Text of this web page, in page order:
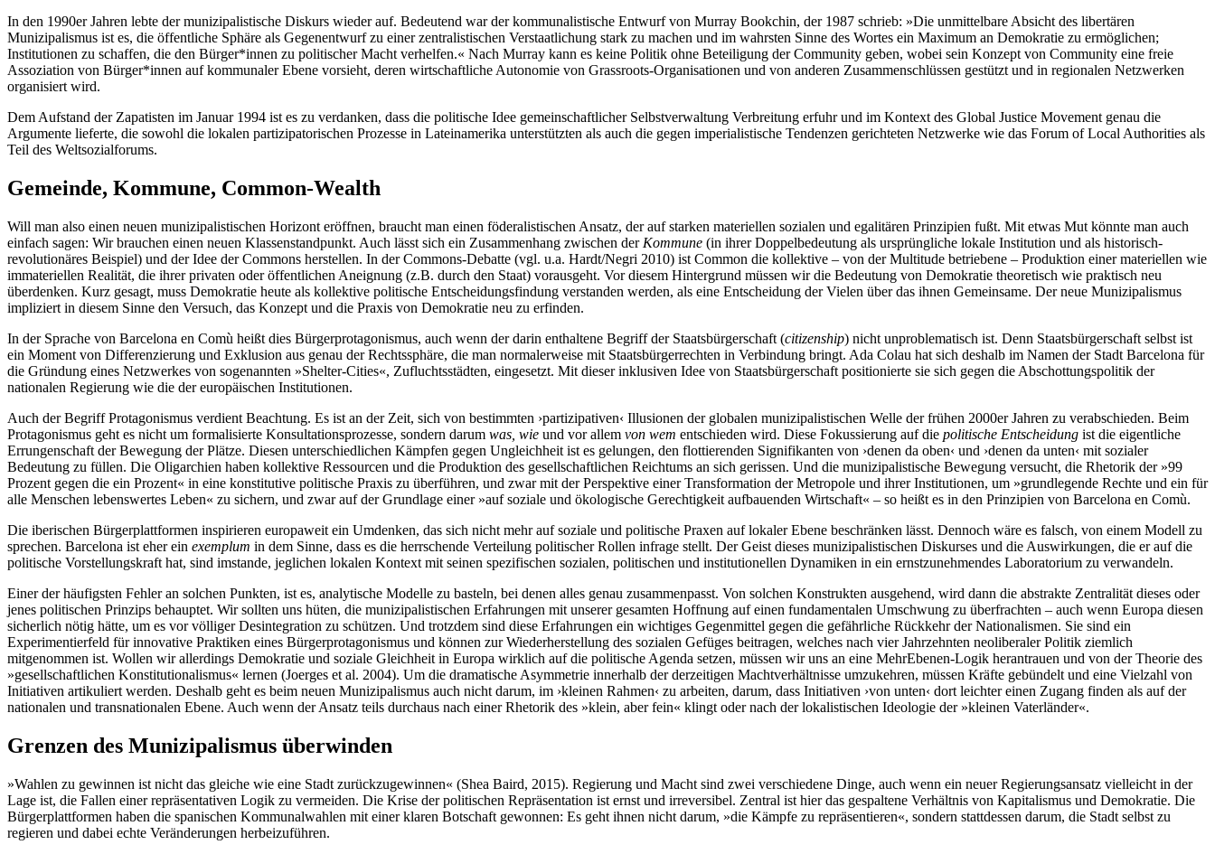
In den 1990er Jahren lebte der munizipalistische Diskurs wieder auf. Bedeutend war der kommunalistische Entwurf von Murray Bookchin, der 1987 schrieb: »Die unmittelbare Absicht des libertären
Munizipalismus ist es, die öffentliche Sphäre als Gegenentwurf zu einer zentralistischen Verstaatlichung stark zu machen und im wahrsten Sinne des Wortes ein Maximum an Demokratie zu ermöglichen;
Institutionen zu schaffen, die den Bürger*innen zu politischer Macht verhelfen.« Nach Murray kann es keine Politik ohne Beteiligung der Community geben, wobei sein Konzept von Community eine freie
Assoziation von Bürger*innen auf kommunaler Ebene vorsieht, deren wirtschaftliche Autonomie von Grassroots-Organisationen und von anderen Zusammenschlüssen gestützt und in regionalen Netzwerken
organisiert wird.
Dem Aufstand der Zapatisten im Januar 1994 ist es zu verdanken, dass die politische Idee gemeinschaftlicher Selbstverwaltung Verbreitung erfuhr und im Kontext des Global Justice Movement genau die
Argumente lieferte, die sowohl die lokalen partizipatorischen Prozesse in Lateinamerika unterstützten als auch die gegen imperialistische Tendenzen gerichteten Netzwerke wie das Forum of Local Authorities als
Teil des Weltsozialforums.
Gemeinde, Kommune, Common-Wealth
Will man also einen neuen munizipalistischen Horizont eröffnen, braucht man einen föderalistischen Ansatz, der auf starken materiellen sozialen und egalitären Prinzipien fußt. Mit etwas Mut könnte man auch
einfach sagen: Wir brauchen einen neuen Klassenstandpunkt. Auch lässt sich ein Zusammenhang zwischen der Kommune (in ihrer Doppelbedeutung als ursprüngliche lokale Institution und als historisch-
revolutionäres Beispiel) und der Idee der Commons herstellen. In der Commons-Debatte (vgl. u.a. Hardt/Negri 2010) ist Common die kollektive – von der Multitude betriebene – Produktion einer materiellen wie
immateriellen Realität, die ihrer privaten oder öffentlichen Aneignung (z.B. durch den Staat) vorausgeht. Vor diesem Hintergrund müssen wir die Bedeutung von Demokratie theoretisch wie praktisch neu
überdenken. Kurz gesagt, muss Demokratie heute als kollektive politische Entscheidungsfindung verstanden werden, als eine Entscheidung der Vielen über das ihnen Gemeinsame. Der neue Munizipalismus
impliziert in diesem Sinne den Versuch, das Konzept und die Praxis von Demokratie neu zu erfinden.
In der Sprache von Barcelona en Comù heißt dies Bürgerprotagonismus, auch wenn der darin enthaltene Begriff der Staatsbürgerschaft (citizenship) nicht unproblematisch ist. Denn Staatsbürgerschaft selbst ist
ein Moment von Differenzierung und Exklusion aus genau der Rechtssphäre, die man normalerweise mit Staatsbürgerrechten in Verbindung bringt. Ada Colau hat sich deshalb im Namen der Stadt Barcelona für
die Gründung eines Netzwerkes von sogenannten »Shelter-Cities«, Zufluchtsstädten, eingesetzt. Mit dieser inklusiven Idee von Staatsbürgerschaft positionierte sie sich gegen die Abschottungspolitik der
nationalen Regierung wie die der europäischen Institutionen.
Auch der Begriff Protagonismus verdient Beachtung. Es ist an der Zeit, sich von bestimmten ›partizipativen‹ Illusionen der globalen munizipalistischen Welle der frühen 2000er Jahren zu verabschieden. Beim
Protagonismus geht es nicht um formalisierte Konsultationsprozesse, sondern darum was, wie und vor allem von wem entschieden wird. Diese Fokussierung auf die politische Entscheidung ist die eigentliche
Errungenschaft der Bewegung der Plätze. Diesen unterschiedlichen Kämpfen gegen Ungleichheit ist es gelungen, den flottierenden Signifikanten von ›denen da oben‹ und ›denen da unten‹ mit sozialer
Bedeutung zu füllen. Die Oligarchien haben kollektive Ressourcen und die Produktion des gesellschaftlichen Reichtums an sich gerissen. Und die munizipalistische Bewegung versucht, die Rhetorik der »99
Prozent gegen die ein Prozent« in eine konstitutive politische Praxis zu überführen, und zwar mit der Perspektive einer Transformation der Metropole und ihrer Institutionen, um »grundlegende Rechte und ein für
alle Menschen lebenswertes Leben« zu sichern, und zwar auf der Grundlage einer »auf soziale und ökologische Gerechtigkeit aufbauenden Wirtschaft« – so heißt es in den Prinzipien von Barcelona en Comù.
Die iberischen Bürgerplattformen inspirieren europaweit ein Umdenken, das sich nicht mehr auf soziale und politische Praxen auf lokaler Ebene beschränken lässt. Dennoch wäre es falsch, von einem Modell zu
sprechen. Barcelona ist eher ein exemplum in dem Sinne, dass es die herrschende Verteilung politischer Rollen infrage stellt. Der Geist dieses munizipalistischen Diskurses und die Auswirkungen, die er auf die
politische Vorstellungskraft hat, sind imstande, jeglichen lokalen Kontext mit seinen spezifischen sozialen, politischen und institutionellen Dynamiken in ein ernstzunehmendes Laboratorium zu verwandeln.
Einer der häufigsten Fehler an solchen Punkten, ist es, analytische Modelle zu basteln, bei denen alles genau zusammenpasst. Von solchen Konstrukten ausgehend, wird dann die abstrakte Zentralität dieses oder
jenes politischen Prinzips behauptet. Wir sollten uns hüten, die munizipalistischen Erfahrungen mit unserer gesamten Hoffnung auf einen fundamentalen Umschwung zu überfrachten – auch wenn Europa diesen
sicherlich nötig hätte, um es vor völliger Desintegration zu schützen. Und trotzdem sind diese Erfahrungen ein wichtiges Gegenmittel gegen die gefährliche Rückkehr der Nationalismen. Sie sind ein
Experimentierfeld für innovative Praktiken eines Bürgerprotagonismus und können zur Wiederherstellung des sozialen Gefüges beitragen, welches nach vier Jahrzehnten neoliberaler Politik ziemlich
mitgenommen ist. Wollen wir allerdings Demokratie und soziale Gleichheit in Europa wirklich auf die politische Agenda setzen, müssen wir uns an eine MehrEbenen-Logik herantrauen und von der Theorie des
»gesellschaftlichen Konstitutionalismus« lernen (Joerges et al. 2004). Um die dramatische Asymmetrie innerhalb der derzeitigen Machtverhältnisse umzukehren, müssen Kräfte gebündelt und eine Vielzahl von
Initiativen artikuliert werden. Deshalb geht es beim neuen Munizipalismus auch nicht darum, im ›kleinen Rahmen‹ zu arbeiten, darum, dass Initiativen ›von unten‹ dort leichter einen Zugang finden als auf der
nationalen und transnationalen Ebene. Auch wenn der Ansatz teils durchaus nach einer Rhetorik des »klein, aber fein« klingt oder nach der lokalistischen Ideologie der »kleinen Vaterländer«.
Grenzen des Munizipalismus überwinden
»Wahlen zu gewinnen ist nicht das gleiche wie eine Stadt zurückzugewinnen« (Shea Baird, 2015). Regierung und Macht sind zwei verschiedene Dinge, auch wenn ein neuer Regierungsansatz vielleicht in der
Lage ist, die Fallen einer repräsentativen Logik zu vermeiden. Die Krise der politischen Repräsentation ist ernst und irreversibel. Zentral ist hier das gespaltene Verhältnis von Kapitalismus und Demokratie. Die
Bürgerplattformen haben die spanischen Kommunalwahlen mit einer klaren Botschaft gewonnen: Es geht ihnen nicht darum, »die Kämpfe zu repräsentieren«, sondern stattdessen darum, die Stadt selbst zu
regieren und dabei echte Veränderungen herbeizuführen.